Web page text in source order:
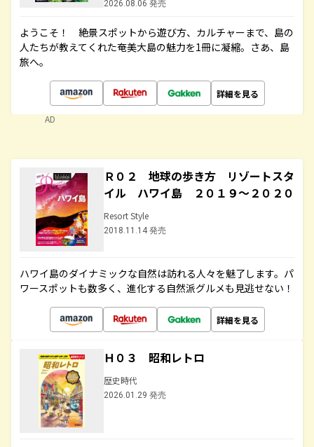
2026.08.06 発売
ようこそ！ 絶景スポットから遊び方、カルチャーまで、島の
人たちが教えてくれた奄美大島の魅力を1冊に凝縮。さあ、島
旅へ。
詳細を見る
AD
Ｒ０２ 地球の歩き方 リゾートスタ
イル ハワイ島 ２０１９～２０２０
Resort Style
2018.11.14 発売
ハワイ島のダイナミックな自然は訪れる人々を魅了します。パ
ワースポットも数多く、進化する自然派グルメも見逃せない！
詳細を見る
Ｈ０３ 昭和レトロ
歴史時代
2026.01.29 発売